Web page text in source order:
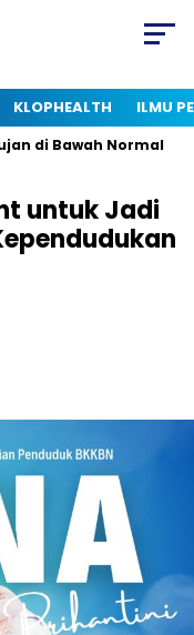
KLOPHEALTH ILMU
Normal Kapan
untuk Jadi